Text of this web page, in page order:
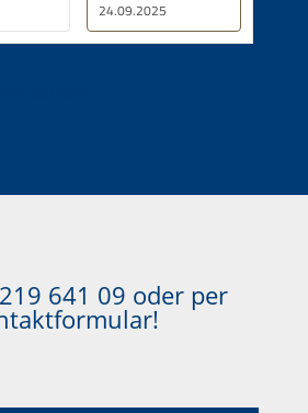
24.09.2025
641 09 oder per